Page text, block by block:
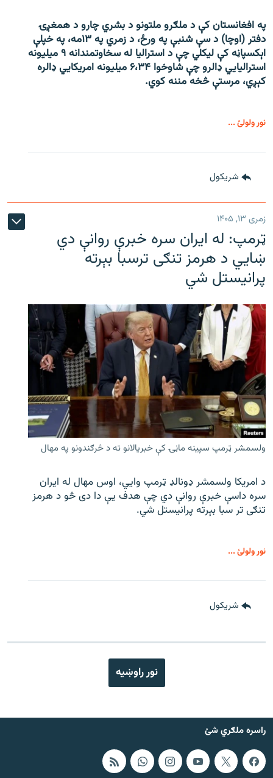
په افغانستان کې د ملګرو ملتونو د بشري چارو د همغږۍ
دفتر (اوچا) د سې ‌شنبې په ورځ، د زمري په ۱۳مه، په خپلې
اېکسپاڼه کې لیکلي چې د استرالیا له سخاوتمندانه ۹ میلیونه
استرالیايي ډالرو چې شاوخوا ۶،۳۴ میلیونه امریکايي ډالره
کېږي، مرستې څخه مننه کوي.
نور ولولئ ...
شريکول
زمری ۱۳, ۱۴۰۵
ټرمپ: له ایران سره خبرې روانې دي
ښايي د هرمز تنګی ترسبا بېرته
پرانیستل شي
ولسمشر ټرمپ سپینه ماڼۍ کې خبریالانو ته د څرګندونو په مهال
د امریکا ولسمشر ډونالډ ټرمپ وایي، اوس مهال له ایران
سره داسې خبرې روانې دي چې هدف یې دا دی څو د هرمز
تنګی تر سبا بېرته پرانیستل شي.
نور ولولئ ...
شريکول
نور راوښيه
راسره ملګري شئ